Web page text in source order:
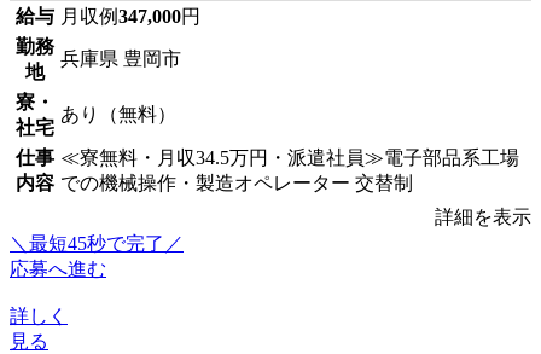
給与 月収例347,000円
勤務
地
兵庫県 豊岡市
寮・
社宅
あり（無料）
仕事
内容
≪寮無料・月収34.5万円・派遣社員≫電子部品系工場
での機械操作・製造オペレーター 交替制
詳細を表示
＼最短45秒で完了／
応募へ進む
詳しく
見る